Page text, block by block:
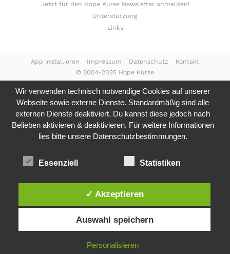
Jetzt für den Hope Kurse Newsletter anmelden!
Unterstützung
Links
© 2004-2025 Hope Kurse
App installieren Impressum Datenschutz Kontakt
Wir verwenden technisch notwendige Cookies auf unserer
Webseite sowie externe Dienste. Standardmäßig sind alle
externen Dienste deaktiviert. Du kannst diese jedoch nach
Belieben aktivieren & deaktivieren. Für weitere Informationen
lies bitte unsere Datenschutzbestimmungen.
Essenziell Statistiken
✓ Akzeptieren
Auswahl speichern
Personalisieren